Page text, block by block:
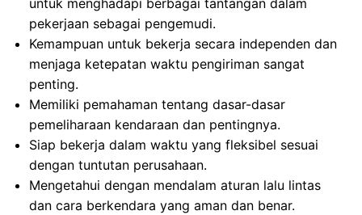
untuk menghadapi berbagai tantangan dalam
pekerjaan sebagai pengemudi.
Kemampuan untuk bekerja secara independen dan
menjaga ketepatan waktu pengiriman sangat
penting.
Memiliki pemahaman tentang dasar-dasar
pemeliharaan kendaraan dan pentingnya.
Siap bekerja dalam waktu yang fleksibel sesuai
dengan tuntutan perusahaan.
Mengetahui dengan mendalam aturan lalu lintas
dan cara berkendara yang aman dan benar.